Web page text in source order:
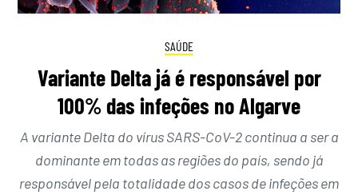
SAÚDE
Variante Delta já é responsável por
100% das infeções no Algarve
A variante Delta do vírus SARS-CoV-2 continua a ser a
dominante em todas as regiões do país, sendo já
responsável pela totalidade dos casos de infeções em